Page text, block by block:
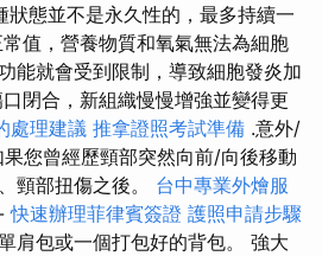
狀態並不是永久性的，最多持續一
值，營養物質和氧氣無法為細胞
能就會受到限制，導致細胞發炎加
閉合，新組織慢慢增強並變得更
處理建議 推拿證照考試準備 .意外/
您曾經歷頸部突然向前/向後移動
頸部扭傷之後。 台中專業外燴服
快速辦理菲律賓簽證 護照申請步驟
肩包或一個打包好的背包。 強大